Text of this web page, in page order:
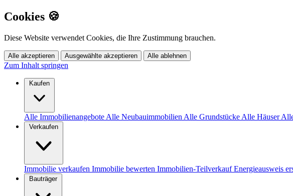
Cookies 🍪
Diese Website verwendet Cookies, die Ihre Zustimmung brauchen.
Alle akzeptieren Ausgewählte akzeptieren Alle ablehnen
Zum Inhalt springen
Kaufen
Alle Immobilienangebote Alle Neubauimmobilien Alle Grundstücke Alle Häuser
Verkaufen
Immobilie verkaufen Immobilie bewerten Immobilien-TeilverkaufEnergieausweis
Bauträger